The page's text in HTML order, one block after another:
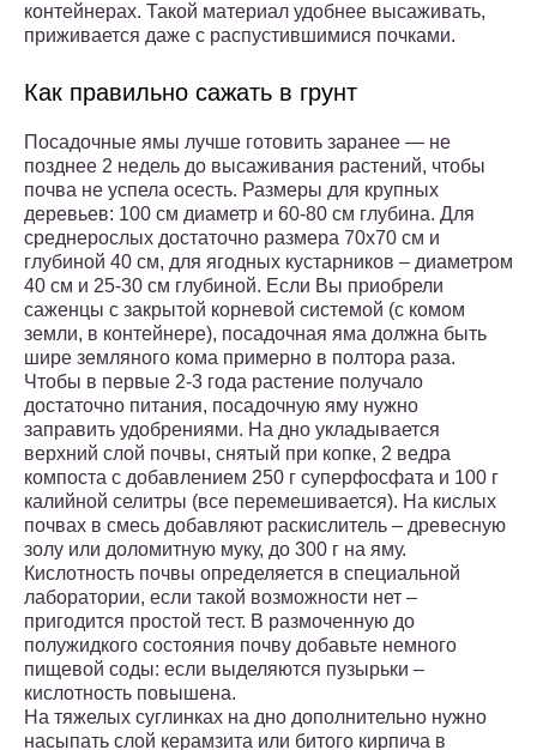
контейнерах. Такой материал удобнее высаживать,
приживается даже с распустившимися почками.
Как правильно сажать в грунт
Посадочные ямы лучше готовить заранее — не
позднее 2 недель до высаживания растений, чтобы
почва не успела осесть. Размеры для крупных
деревьев: 100 см диаметр и 60-80 см глубина. Для
среднерослых достаточно размера 70х70 см и
глубиной 40 см, для ягодных кустарников – диаметром
40 см и 25-30 см глубиной. Если Вы приобрели
саженцы с закрытой корневой системой (с комом
земли, в контейнере), посадочная яма должна быть
шире земляного кома примерно в полтора раза.
Чтобы в первые 2-3 года растение получало
достаточно питания, посадочную яму нужно
заправить удобрениями. На дно укладывается
верхний слой почвы, снятый при копке, 2 ведра
компоста с добавлением 250 г суперфосфата и 100 г
калийной селитры (все перемешивается). На кислых
почвах в смесь добавляют раскислитель – древесную
золу или доломитную муку, до 300 г на яму.
Кислотность почвы определяется в специальной
лаборатории, если такой возможности нет –
пригодится простой тест. В размоченную до
полужидкого состояния почву добавьте немного
пищевой соды: если выделяются пузырьки –
кислотность повышена.
На тяжелых суглинках на дно дополнительно нужно
насыпать слой керамзита или битого кирпича в